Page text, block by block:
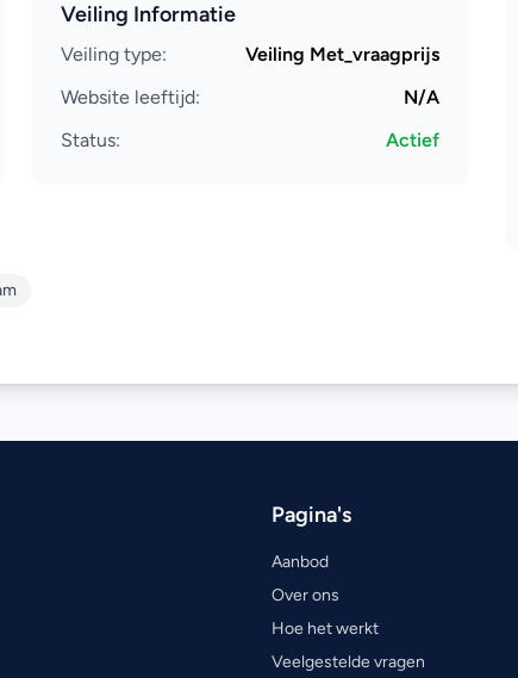
Veiling Informatie
Veiling type:
Veiling Met_vraagprijs
Website leeftijd:
N/A
Status:
Actief
Pagina's
Aanbod
Over ons
Hoe het werkt
Veelgestelde vragen